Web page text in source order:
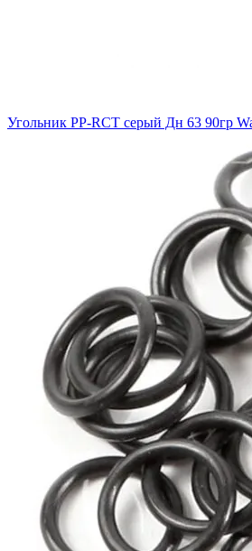
Угольник PP-RCT серый Дн 63 90гр